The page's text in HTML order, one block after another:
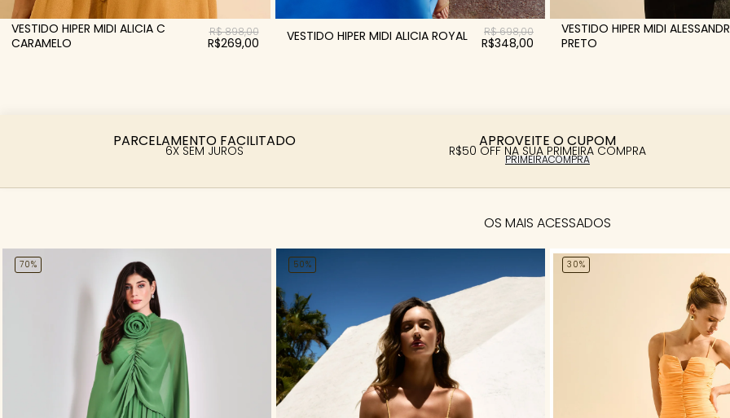
VESTIDO HIPER MIDI ALICIA C
CARAMELO
R$ 898,00
R$269,00 VESTIDO HIPER MIDI ALICIA ROYAL R$ 698,00
R$348,00
VESTIDO HIPER MIDI
PRETO
PARCELAMENTO FACILITADO
6X SEM JUROS
APROVEITE O CUPOM
R$50 OFF NA SUA PRIMEIRA COMPRA
PRIMEIRACOMPRA
OS MAIS ACESSADOS
70% 50% 30%